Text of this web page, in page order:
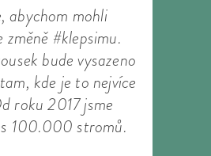
abychom mohli
#klepsimu.
bude vysazeno
kde je to nejvíce
roku 2017 jsme
100.000 stromů.